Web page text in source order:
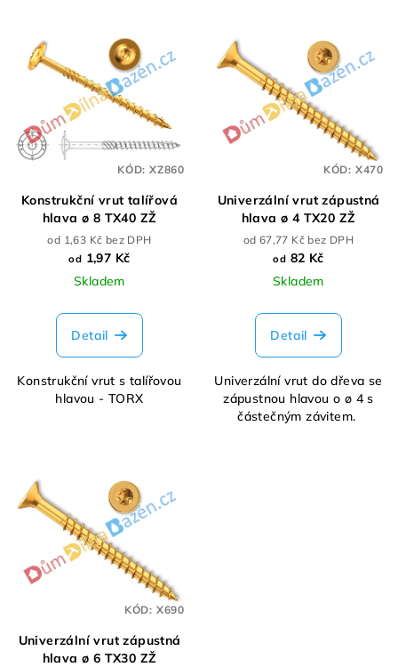
Konstrukční vrut talířová
hlava ø 8 TX40 ZŽ
od 1,63 Kč bez DPH
od 1,97 Kč
Skladem
Detail
Konstrukční vrut s talířovou
hlavou - TORX
KÓD: XZ860
Univerzální vrut zápustná
hlava ø 4 TX20 ZŽ
od 67,77 Kč bez DPH
od 82 Kč
Skladem
Detail
Univerzální vrut do dřeva se
zápustnou hlavou o ø 4 s
částečným závitem.
KÓD: X470
Univerzální vrut zápustná
hlava ø 6 TX30 ZŽ
KÓD: X690